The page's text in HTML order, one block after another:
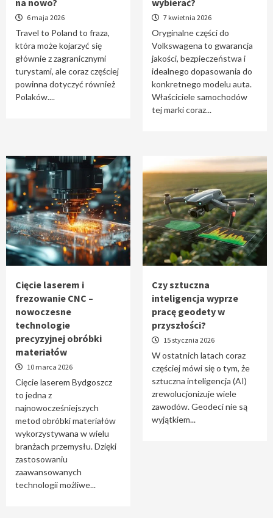
1
2
Oryginalne części do Volkswagena –
dlaczego warto je wybierać?
Cięcie laserem i frezowanie CNC –
4
Czy sztuczna inteligencja wyprze pracę
geodety w przyszłości?
5
Tworzenie aplikacji internetowych – jak
powstają nowoczesne rozwiązania cyfrowe
na nowo?
6 maja 2026
Travel to Poland to fraza,
która może kojarzyć się
głównie z zagranicznymi
turystami, ale coraz częściej
powinna dotyczyć również
Polaków....
wybierać?
7 kwietnia 2026
Oryginalne części do
Volkswagena to gwarancja
jakości, bezpieczeństwa i
idealnego dopasowania do
konkretnego modelu auta.
Właściciele samochodów
tej marki coraz...
Cięcie laserem i
frezowanie CNC –
nowoczesne
technologie
precyzyjnej obróbki
materiałów
10 marca 2026
Cięcie laserem Bydgoszcz
to jedna z
najnowocześniejszych
metod obróbki materiałów
wykorzystywana w wielu
branżach przemysłu. Dzięki
zastosowaniu
zaawansowanych
technologii możliwe...
Czy sztuczna
inteligencja wyprze
pracę geodety w
przyszłości?
15 stycznia 2026
W ostatnich latach coraz
częściej mówi się o tym, że
sztuczna inteligencja (AI)
zrewolucjonizuje wiele
zawodów. Geodeci nie są
wyjątkiem...